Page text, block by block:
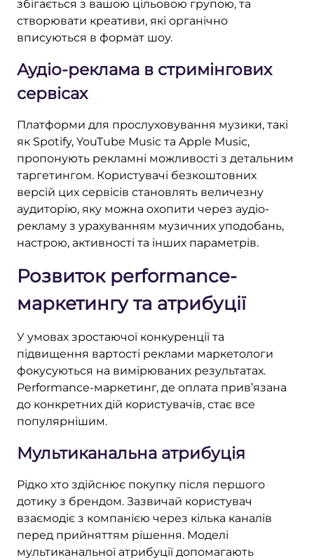
збігається з вашою цільовою групою, та
створювати креативи, які органічно
вписуються в формат шоу.
Аудіо-реклама в стримінгових
сервісах
Платформи для прослуховування музики, такі
як Spotify, YouTube Music та Apple Music,
пропонують рекламні можливості з детальним
таргетингом. Користувачі безкоштовних
версій цих сервісів становлять величезну
аудиторію, яку можна охопити через аудіо-
рекламу з урахуванням музичних уподобань,
настрою, активності та інших параметрів.
Розвиток performance-
маркетингу та атрибуції
У умовах зростаючої конкуренції та
підвищення вартості реклами маркетологи
фокусуються на вимірюваних результатах.
Performance-маркетинг, де оплата прив’язана
до конкретних дій користувачів, стає все
популярнішим.
Мультиканальна атрибуція
Рідко хто здійснює покупку після першого
дотику з брендом. Зазвичай користувач
взаємодіє з компанією через кілька каналів
перед прийняттям рішення. Моделі
мультиканальної атрибуції допомагають